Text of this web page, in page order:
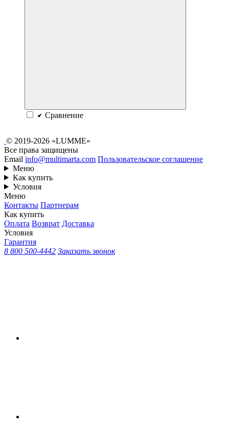
Сравнение
© 2019-2026 «LUMME»
Все права защищены
Email info@multimarta.com Пользовательское соглашение
Меню
Как купить
Условия
Меню
Контакты Партнерам
Как купить
Оплата Возврат Доставка
Условия
Гарантия
8 800 500-4442 Заказать звонок